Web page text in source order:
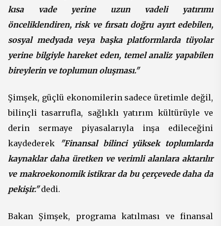
kısa vade yerine uzun vadeli yatırımı
önceliklendiren, risk ve fırsatı doğru ayırt edebilen,
sosyal medyada veya başka platformlarda tüyolar
yerine bilgiyle hareket eden, temel analiz yapabilen
bireylerin ve toplumun oluşması."
Şimşek, güçlü ekonomilerin sadece üretimle değil,
bilinçli tasarrufla, sağlıklı yatırım kültürüyle ve
derin sermaye piyasalarıyla inşa edileceğini
kaydederek "Finansal bilinci yüksek toplumlarda
kaynaklar daha üretken ve verimli alanlara aktarılır
ve makroekonomik istikrar da bu çerçevede daha da
pekişir."dedi.
Bakan Şimşek, programa katılması ve finansal